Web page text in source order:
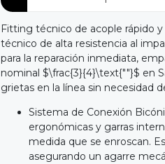
Fitting técnico de acople rápido
técnico de alta resistencia al
para la reparación inmediata,
nominal $\frac{3}{4}\text{""}$ en
grietas en la línea sin necesidad
Sistema de Conexión
ergonómicas y garras
medida que se enroscan.
asegurando un agarre